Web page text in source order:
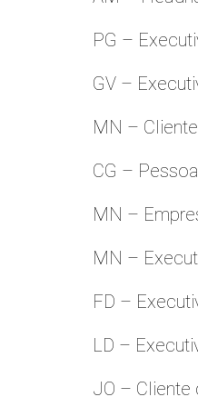
PG –
GV –
MN –
CG –
MN –
MN –
FD –
LD –
JO – Cliente